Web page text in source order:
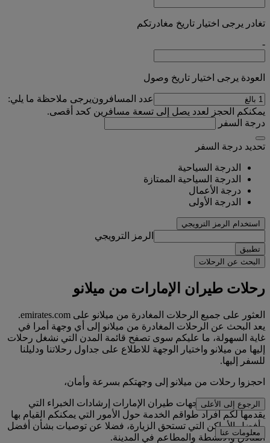
تغادر يرجى اختيار تاريخ مغادرتكم
-
العودة يرجى اختيار تاريخ وصول
عدد المسافرونيرجى ملاحظة ما يلي:
يمكنكم الحجز لعدد يصل إلى تسعة مسافرين كحد أقصى.
درجة السفر
تحديد درجة السفر
الدرجة السياحية
الدرجة السياحية الممتازة
درجة الأعمال
الدرجة الأولى
استخدام الرمز الترويجي
الرمز الترويجي
تطبيق
البحث عن الرحلات
رحلات طيران الإمارات من ميلانو
العثور على جميع الرحلات المغادرة من ميلانو على emirates.com.
يعد البحث عن الرحلات المغادرة من ميلانو إلى أي وجهة أمرا في
غاية السهولة، ما عليكم سوى تصفح قائمة المدن التي نشغل رحلات
إليها من ميلانو واختيار الوجهة للاطلاع على جداول رحلاتنا ودليلنا
للسفر إليها.
احجزوا رحلات من ميلانو إلى وجهتكم بسرعة وأمان،
ويوفر لكم دليل وجهات طيران الإمارات إرشادات الخبراء التي
يقدمها لكم أفراد طواقم الخدمة حول الأمور التي يمكنكم القيام بها
وأفضل الأماكن التي تستحق الزيارة، فضلا عن توصيات بشأن أفضل
الفنادق والأنشطة والمطاعم في المدينة.
الرجوع إلى الأعلى
معلومات عنا